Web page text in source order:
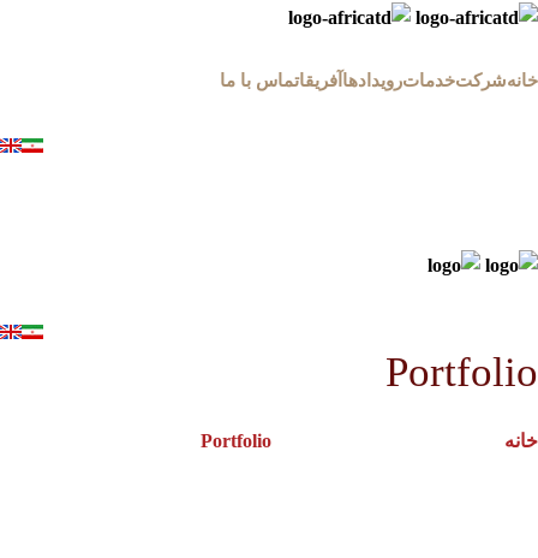
خانهشرکتخدماترویدادها آفریقاتماس با ما
Portfolio
خانه Portfolio